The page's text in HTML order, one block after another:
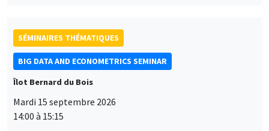
SÉMINAIRES THÉMATIQUES
BIG DATA AND ECONOMETRICS SEMINAR
Îlot Bernard du Bois
Mardi 15 septembre 2026
14:00 à 15:15